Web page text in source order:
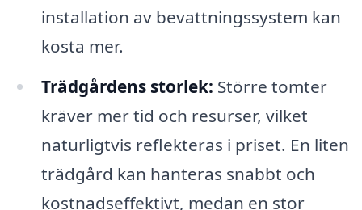
installation av bevattningssystem kan
kosta mer.
Trädgårdens storlek: Större tomter
kräver mer tid och resurser, vilket
naturligtvis reflekteras i priset. En liten
trädgård kan hanteras snabbt och
kostnadseffektivt, medan en stor